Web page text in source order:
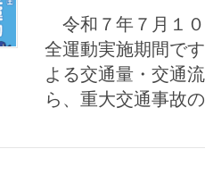
令和７年７月１
全運動実施期間で
よる交通量・交通
ら、重大交通事故